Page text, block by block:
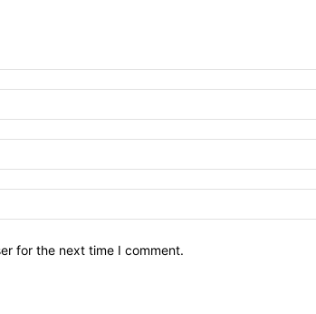
for the next time I comment.